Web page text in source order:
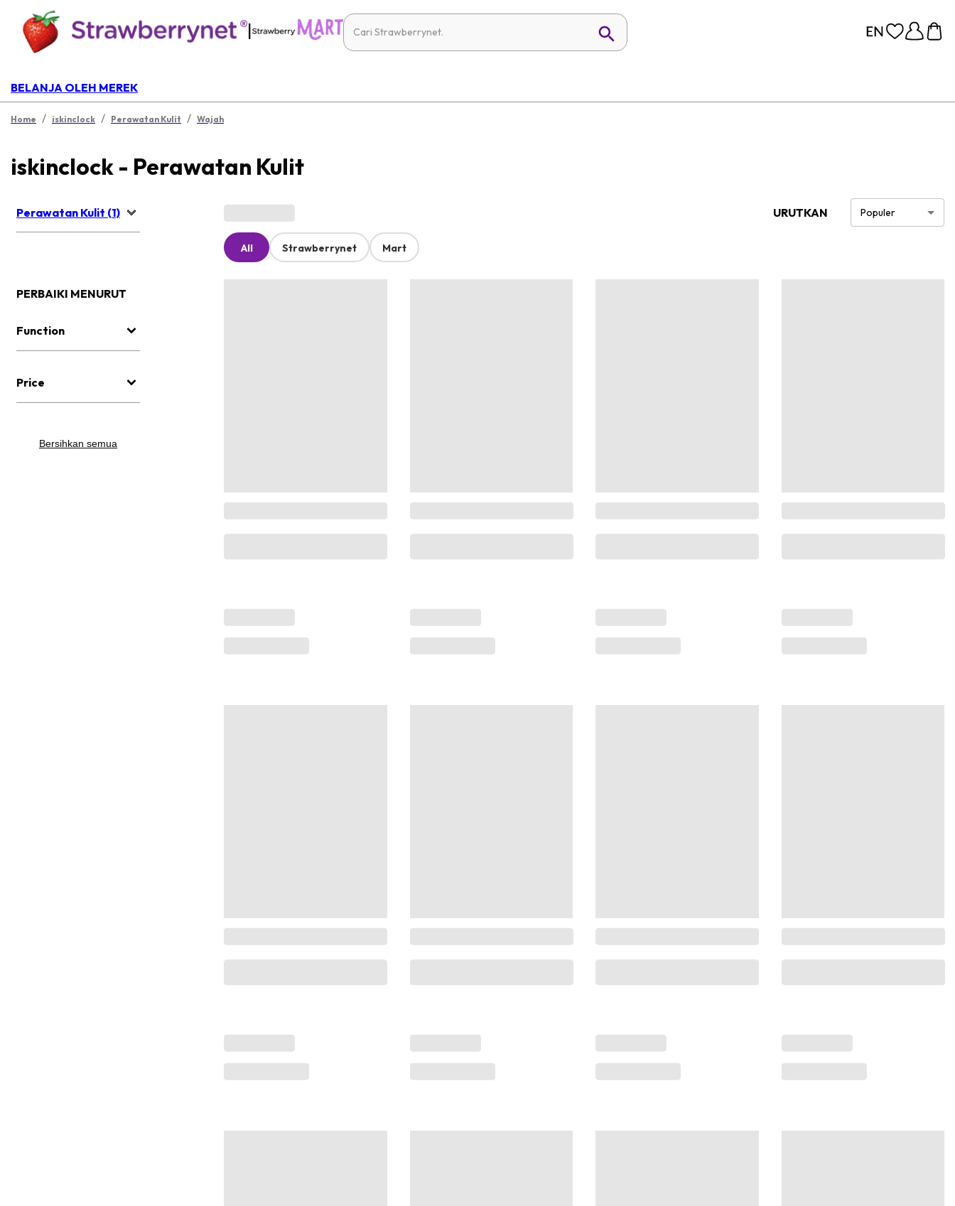
|
BELANJA OLEH MEREK
Home / iskinclock / Perawatan Kulit / Wajah
iskinclock - Perawatan Kulit
Perawatan Kulit (1)
PERBAIKI MENURUT
Function
Price
Bersihkan semua
URUTKAN Populer
All Strawberrynet Mart